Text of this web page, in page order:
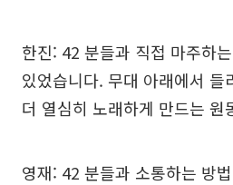
한진: 42 분들과 직접 마주하
있었습니다. 무대 아래에서 들
더 열심히 노래하게 만드는 원
영재: 42 분들과 소통하는 방